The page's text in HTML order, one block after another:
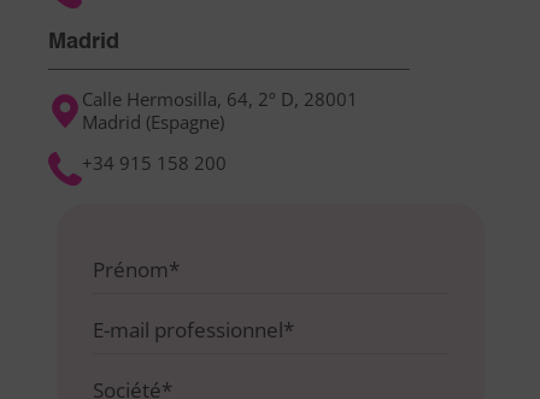
Madrid
Calle Hermosilla, 64, 2º D, 28001
Madrid (Espagne)
+34 915 158 200